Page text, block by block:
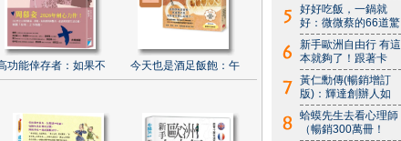
功能倖存者：如果不 今天也是酒足飯飽：午
好好吃飯，一鍋就
好：微微蔡的66道驚
新手歐洲自由行 有這
本就夠了！跟著卡
黃仁勳傳(暢銷增訂
版)：輝達創辦人如
蛤蟆先生去看心理師
（暢銷300萬冊！